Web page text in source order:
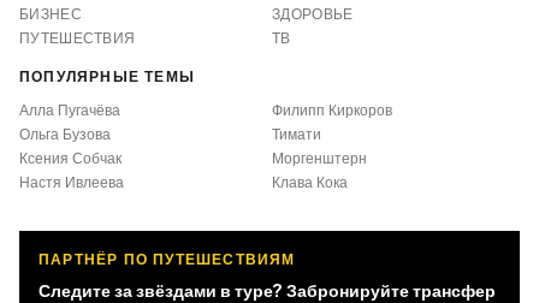
БИЗНЕС
ЗДОРОВЬЕ
ПУТЕШЕСТВИЯ
ТВ
ПОПУЛЯРНЫЕ ТЕМЫ
Алла Пугачёва
Филипп Киркоров
Ольга Бузова
Тимати
Ксения Собчак
Моргенштерн
Настя Ивлеева
Клава Кока
ПАРТНЁР ПО ПУТЕШЕСТВИЯМ
Следите за звёздами в туре? Забронируйте трансфер